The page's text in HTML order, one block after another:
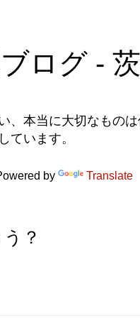
ログ -
、本当に大切なもの
ています。
by Translate
？